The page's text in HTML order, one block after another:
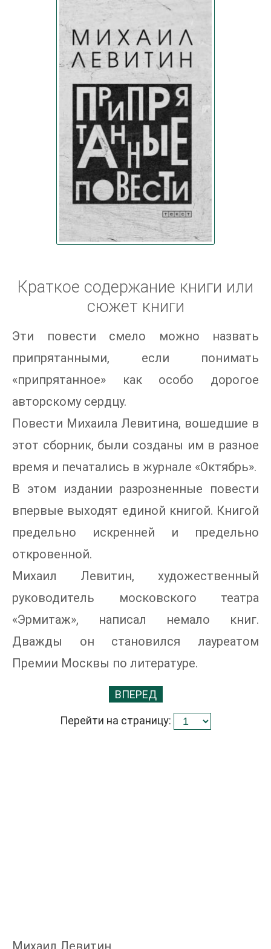
Краткое содержание книги или
сюжет книги
Эти повести смело можно назвать
припрятанными, если понимать
«припрятанное» как особо дорогое
авторскому сердцу.
Повести Михаила Левитина, вошедшие в
этот сборник, были созданы им в разное
время и печатались в журнале «Октябрь».
В этом издании разрозненные повести
впервые выходят единой книгой. Книгой
предельно искренней и предельно
откровенной.
Михаил Левитин, художественный
руководитель московского театра
«Эрмитаж», написал немало книг.
Дважды он становился лауреатом
Премии Москвы по литературе.
ВПЕРЕД
Перейти на страницу:
Михаил Левитин